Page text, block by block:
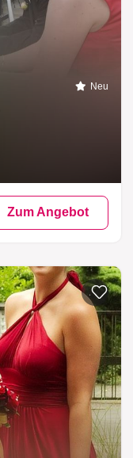
Neu
Zum Angebot
Zur